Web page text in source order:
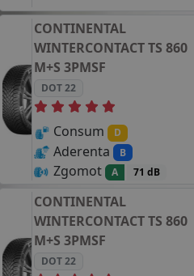
CONTINENTAL
WINTERCONTACT TS 860
M+S 3PMSF
DOT 22
Consum D
Aderenta B
Zgomot A 71 dB
CONTINENTAL
WINTERCONTACT TS 860
M+S 3PMSF
DOT 22